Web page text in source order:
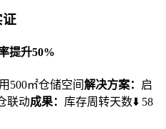
证
提升50%
500㎡仓储空间解决方案： 启
联动成果： 库存周转天数⬇️ 58